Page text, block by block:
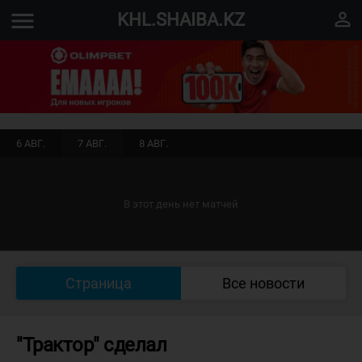
menu KHL.SHAIBA.KZ perm_identity
6 АВГ. 7 АВГ. 8 АВГ.
В этот день нет матчей
Страница Все новости
"Трактор" сделал